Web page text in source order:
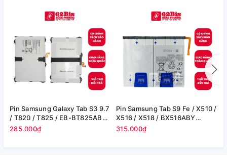
Pin Samsung Galaxy Tab S3 9.7
/ T820 / T825 / EB-BT825ABE
- 6000 mAh (Zin hãng)
285.000₫
Pin Samsung Tab S9 Fe / X510 /
X516 / X518 / BX516ABY
8000mAh 30.88Wh (Zin cty)
315.000₫